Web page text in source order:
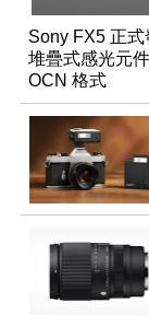
Sony FX5 正
堆疊式感光元
OCN 格式